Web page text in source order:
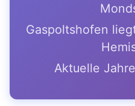
Gaspoltshofen
Aktuelle